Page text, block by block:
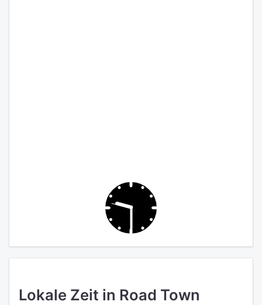
Lokale Zeit in Road Town